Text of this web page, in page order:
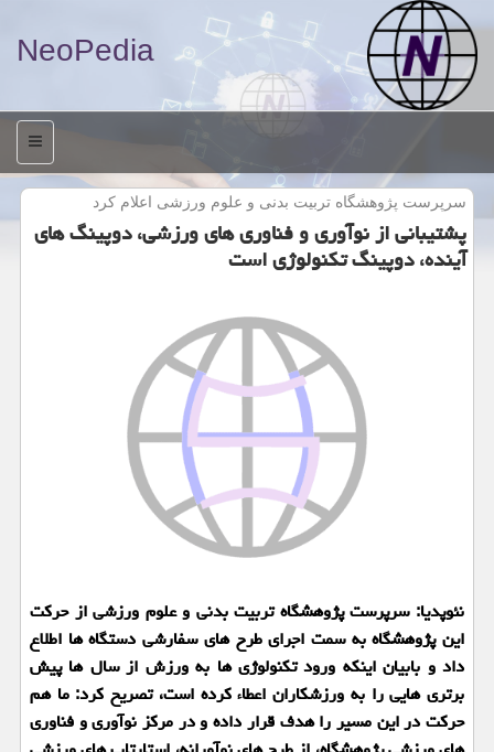
NeoPedia
منو
سرپرست پژوهشگاه تربیت بدنی و علوم ورزشی اعلام كرد
پشتیبانی از نوآوری و فناوری های ورزشی، دوپینگ های
آینده، دوپینگ تكنولوژی است
نئوپدیا: سرپرست پژوهشگاه تربیت بدنی و علوم ورزشی از حركت
این پژوهشگاه به سمت اجرای طرح های سفارشی دستگاه ها اطلاع
داد و بابیان اینكه ورود تكنولوژی ها به ورزش از سال ها پیش
برتری هایی را به ورزشكاران اعطاء كرده است، تصریح كرد: ما هم
حركت در این مسیر را هدف قرار داده و در مركز نوآوری و فناوری